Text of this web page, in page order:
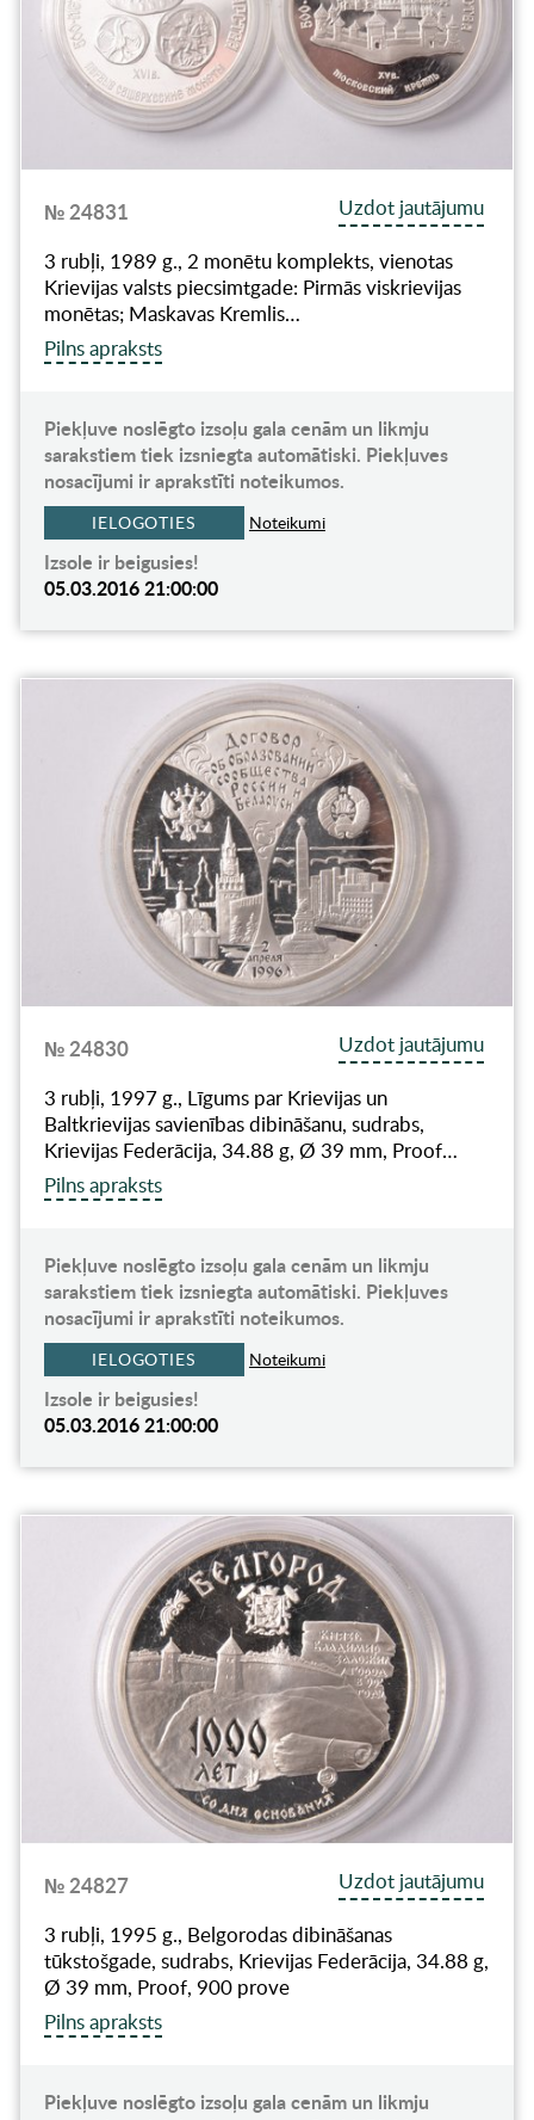
№ 24831
Uzdot jautājumu
3 rubļi, 1989 g., 2 monētu komplekts, vienotas
Krievijas valsts piecsimtgade: Pirmās viskrievijas
monētas; Maskavas Kremlis…
Pilns apraksts
Piekļuve noslēgto izsoļu gala cenām un likmju
sarakstiem tiek izsniegta automātiski. Piekļuves
nosacījumi ir aprakstīti noteikumos.
IELOGOTIES Noteikumi
Izsole ir beigusies!
05.03.2016 21:00:00
№ 24830
Uzdot jautājumu
3 rubļi, 1997 g., Līgums par Krievijas un
Baltkrievijas savienības dibināšanu, sudrabs,
Krievijas Federācija, 34.88 g, Ø 39 mm, Proof…
Pilns apraksts
Piekļuve noslēgto izsoļu gala cenām un likmju
sarakstiem tiek izsniegta automātiski. Piekļuves
nosacījumi ir aprakstīti noteikumos.
IELOGOTIES Noteikumi
Izsole ir beigusies!
05.03.2016 21:00:00
№ 24827
Uzdot jautājumu
3 rubļi, 1995 g., Belgorodas dibināšanas
tūkstošgade, sudrabs, Krievijas Federācija, 34.88 g,
Ø 39 mm, Proof, 900 prove
Pilns apraksts
Piekļuve noslēgto izsoļu gala cenām un likmju